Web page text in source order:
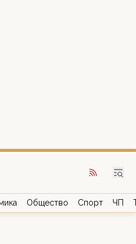
Общество Спорт ЧП